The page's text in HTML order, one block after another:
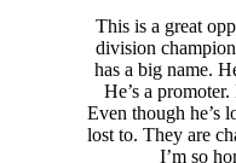
This is a great
division
has a big name.
He’s a
Even though he’s
lost to. They are
I’m so